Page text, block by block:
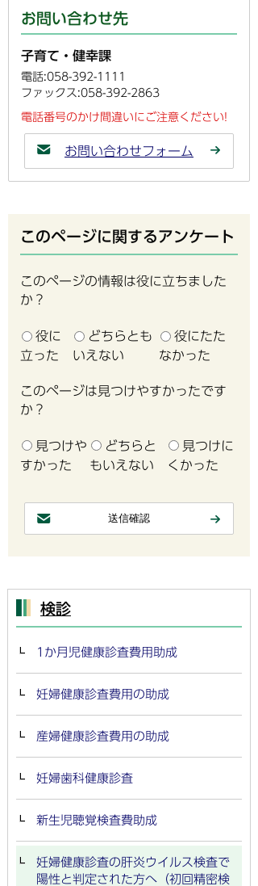
お問い合わせ先
子育て・健幸課
電話:058-392-1111
ファックス:058-392-2863
電話番号のかけ間違いにご注意ください!
お問い合わせフォーム
このページに関するアンケート
このページの情報は役に立ちました
か？
役に
立った
どちらとも
いえない
役にたた
なかった
このページは見つけやすかったです
か？
見つけや
すかった
どちらと
もいえない
見つけに
くかった
検診
1か月児健康診査費用助成
妊婦健康診査費用の助成
産婦健康診査費用の助成
妊婦歯科健康診査
新生児聴覚検査費助成
妊婦健康診査の肝炎ウイルス検査で
陽性と判定された方へ（初回精密検